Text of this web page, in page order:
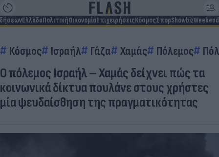
ΕλλάδαΠολιτικήΟικονομίαΕπιχειρήσειςΚόσμοςΣπορShowbizWeekend
Κόσμος Ισραήλ Γάζα Χαμάς Πόλεμος
Ο πόλεμος Ισραήλ – Χαμάς δείχνει πώς τα
κοινωνικά δίκτυα πουλάνε στους χρήστες
μία ψευδαίσθηση της πραγματικότητας